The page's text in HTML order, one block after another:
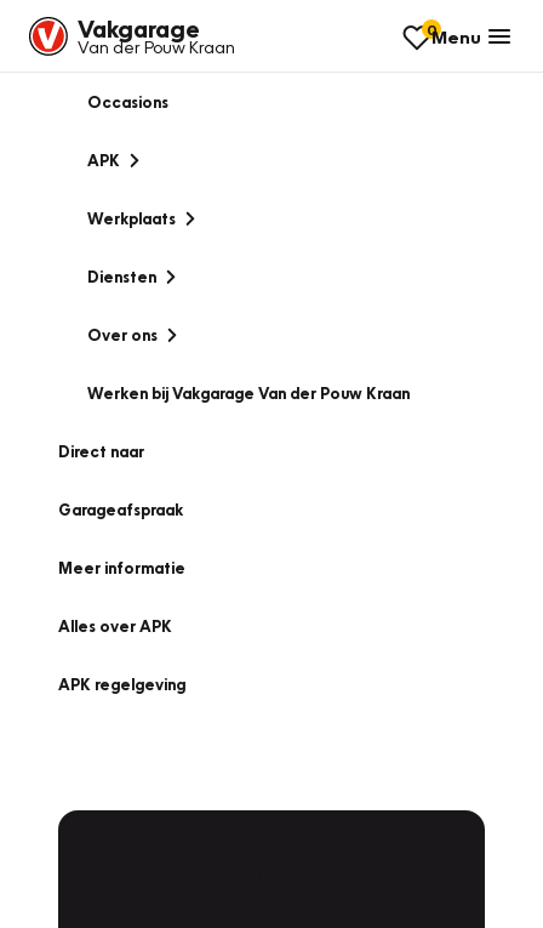
Vakgarage
Van der Pouw Kraan
0Menu
Occasions
APK
Werkplaats
Diensten
Over ons
Werken bij Vakgarage Van der Pouw Kraan
Direct naar
Garageafspraak
Meer informatie
Alles over APK
APK regelgeving